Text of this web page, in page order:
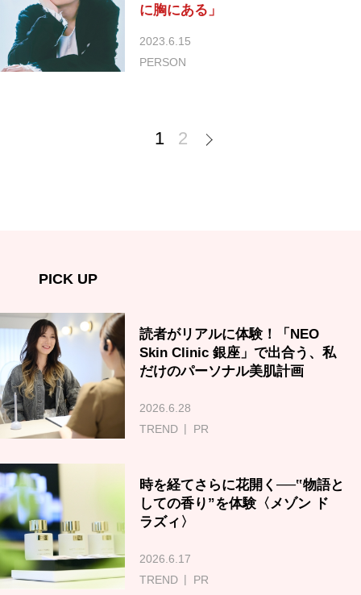
に胸にある」
2023.6.15
PERSON
1 2
PICK UP
読者がリアルに体験！「NEO
Skin Clinic 銀座」で出合う、私
だけのパーソナル美肌計画
2026.6.28
TREND
PR
時を経てさらに花開く──‟物語と
しての香り”を体験〈メゾン ド
ラズィ〉
2026.6.17
TREND
PR